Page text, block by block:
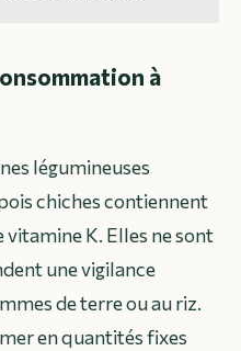
à
légumineuses
chiches contiennent
K. Elles ne sont
une vigilance
de terre ou au riz.
en quantités fixes